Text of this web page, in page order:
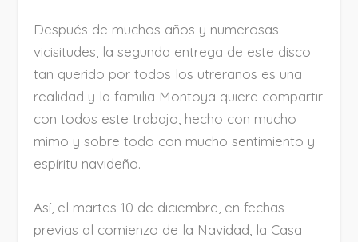
Después de muchos años y numerosas
vicisitudes, la segunda entrega de este disco
tan querido por todos los utreranos es una
realidad y la familia Montoya quiere compartir
con todos este trabajo, hecho con mucho
mimo y sobre todo con mucho sentimiento y
espíritu navideño.
Así, el martes 10 de diciembre, en fechas
previas al comienzo de la Navidad, la Casa